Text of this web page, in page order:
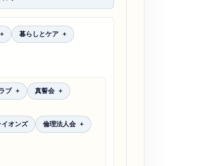
暮らしとケア
ブ 真誓会
イオンズ 倫理法人会